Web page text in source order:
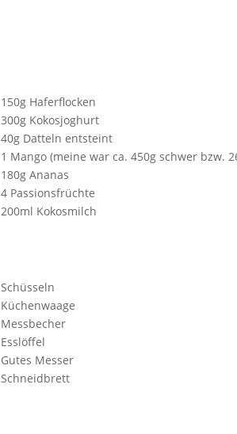
150g Haferflocken
300g Kokosjoghurt
40g Datteln entsteint
1 Mango (meine war ca. 450g schwer bzw.
180g Ananas
4 Passionsfrüchte
200ml Kokosmilch
Schüsseln
Küchenwaage
Messbecher
Esslöffel
Gutes Messer
Schneidbrett